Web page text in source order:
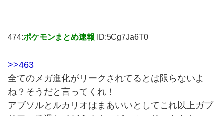
474:ポケモンまとめ速報 ID:5Cg7Ja6T0
>>463
全てのメガ進化がリークされてるとは限らないよ
ね？そうだと言ってくれ！
アブソルとルカリオはまあいいとしてこれ以上ガブ